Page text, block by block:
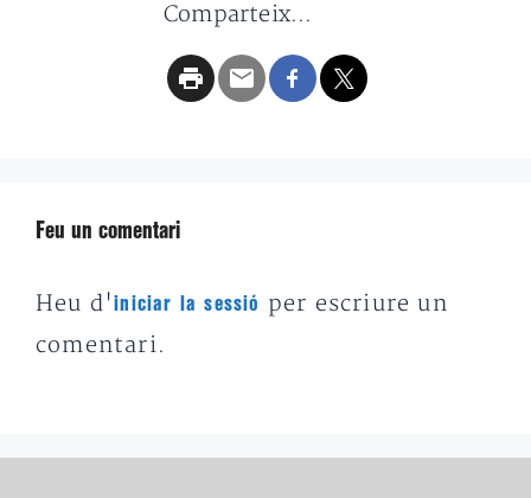
Comparteix...
Feu un comentari
Heu d'iniciar la sessió
per escriure un
comentari.